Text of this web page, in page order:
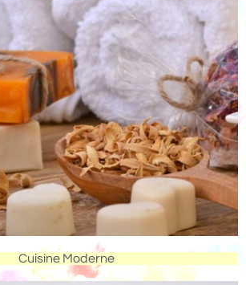
Cuisine Moderne